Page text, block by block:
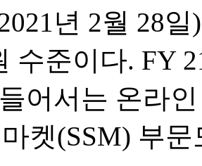
년 2월 28
수준이다. FY
어서는 온라
켓(SSM) 부